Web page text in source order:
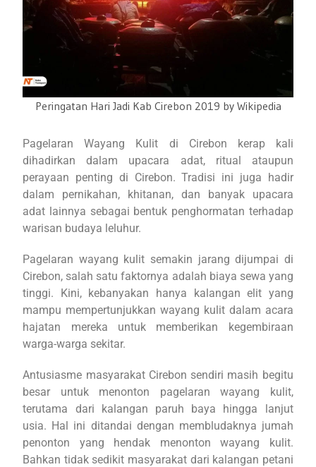
Peringatan Hari Jadi Kab Cirebon 2019 by Wikipedia
Pagelaran Wayang Kulit di Cirebon kerap kali
dihadirkan dalam upacara adat, ritual ataupun
perayaan penting di Cirebon. Tradisi ini juga hadir
dalam pernikahan, khitanan, dan banyak upacara
adat lainnya sebagai bentuk penghormatan terhadap
warisan budaya leluhur.
Pagelaran wayang kulit semakin jarang dijumpai di
Cirebon, salah satu faktornya adalah biaya sewa yang
tinggi. Kini, kebanyakan hanya kalangan elit yang
mampu mempertunjukkan wayang kulit dalam acara
hajatan mereka untuk memberikan kegembiraan
warga-warga sekitar.
Antusiasme masyarakat Cirebon sendiri masih begitu
besar untuk menonton pagelaran wayang kulit,
terutama dari kalangan paruh baya hingga lanjut
usia. Hal ini ditandai dengan membludaknya jumah
penonton yang hendak menonton wayang kulit.
Bahkan tidak sedikit masyarakat dari kalangan petani